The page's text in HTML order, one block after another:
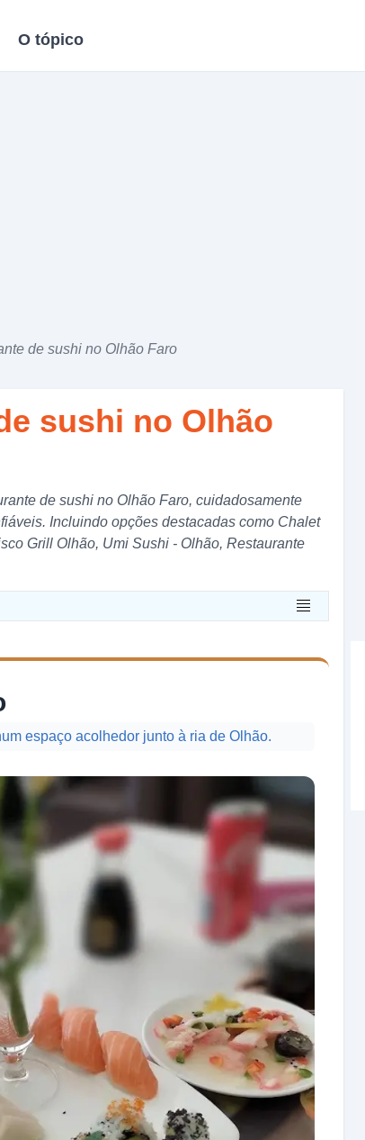
O tópico
de sushi no Olhão Faro
sushi no Olhão
de sushi no Olhão Faro, cuidadosamente
Incluindo opções destacadas como Chalet
Grill Olhão, Umi Sushi - Olhão, Restaurante
espaço acolhedor junto à ria de Olhão.